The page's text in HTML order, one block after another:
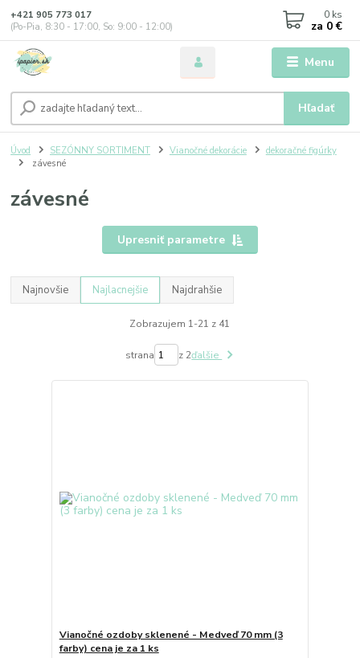
Menu
Hľadať
+421 905 773 017
(Po-Pia, 8:30 - 17:00, So: 9:00 - 12:00)
0 ks
za 0 €
Úvod SEZÓNNY SORTIMENT Vianočné dekorácie
dekoračné figúrky
závesné
závesné
Upresniť parametre
Najnovšie Najlacnejšie Najdrahšie
Zobrazujem 1-21 z 41
strana z 2ďalšie
Vianočné ozdoby sklenené - Medveď 70 mm (3
farby) cena je za 1 ks